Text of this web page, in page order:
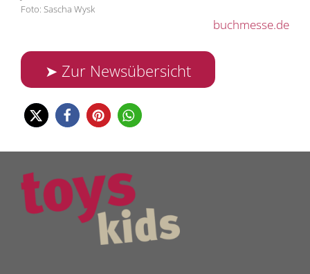
Foto: Sascha Wysk
buchmesse.de
➤ Zur Newsübersicht